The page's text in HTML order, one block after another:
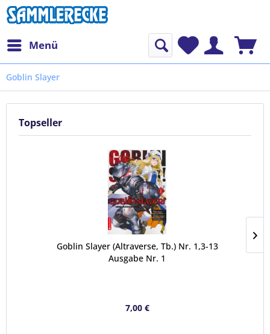
Menü
Goblin Slayer
Topseller
Goblin Slayer (Altraverse, Tb.) Nr. 1,3-13
Ausgabe Nr. 1
7,00 €